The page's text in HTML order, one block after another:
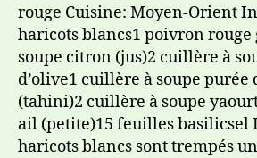
rouge Cuisine: Moyen-Orient
haricots blancs1 poivron
soupe citron (jus)2 cuillère à
d’olive1 cuillère à soupe purée
(tahini)2 cuillère à soupe
ail (petite)15 feuilles basilicsel
haricots blancs sont trempés